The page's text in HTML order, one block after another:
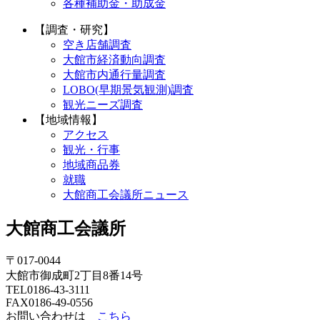
各種補助金・助成金
【調査・研究】
空き店舗調査
大館市経済動向調査
大館市内通行量調査
LOBO(早期景気観測)調査
観光ニーズ調査
【地域情報】
アクセス
観光・行事
地域商品券
就職
大館商工会議所ニュース
大館商工会議所
〒017‐0044
大館市御成町2丁目8番14号
TEL0186‐43‐3111
FAX0186‐49‐0556
お問い合わせは
こちら